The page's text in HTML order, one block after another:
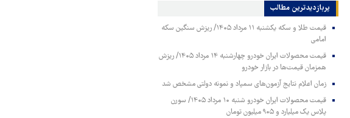
پربازدیدترین‌ مطالب
قیمت طلا و سکه یکشنبه ۱۱ مرداد ۱۴۰۵/ ریزش سنگین سکه
امامی
قیمت محصولات ایران خودرو چهارشنبه ۱۴ مرداد ۱۴۰۵/ ریزش
همزمان قیمت‌ها در بازار خودرو
زمان اعلام نتایج آزمون‌های سمپاد و نمونه دولتی مشخص شد
قیمت محصولات ایران خودرو شنبه ۱۰ مرداد ۱۴۰۵/ سورن
پلاس یک میلیارد و ۹۰۵ میلیون تومان